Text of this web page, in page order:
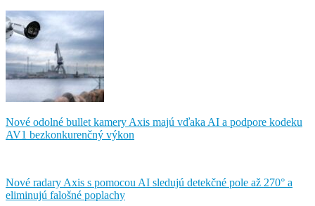
Nové odolné bullet kamery Axis majú vďaka AI a podpore kodeku
AV1 bezkonkurenčný výkon
Nové radary Axis s pomocou AI sledujú detekčné pole až 270° a
eliminujú falošné poplachy